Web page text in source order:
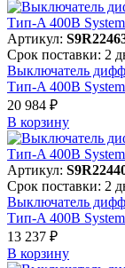
Артикул:
Срок поставки: 2
Выключатель
Тип-A 400В
20 984 ₽
В корзинy
Артикул:
Срок поставки: 2
Выключатель
Тип-A 400В
13 237 ₽
В корзинy